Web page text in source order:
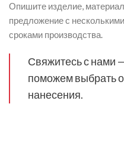
Опишите изделие,
предложение с
сроками производства.
Свяжитесь с нами
поможем выбрать
нанесения.